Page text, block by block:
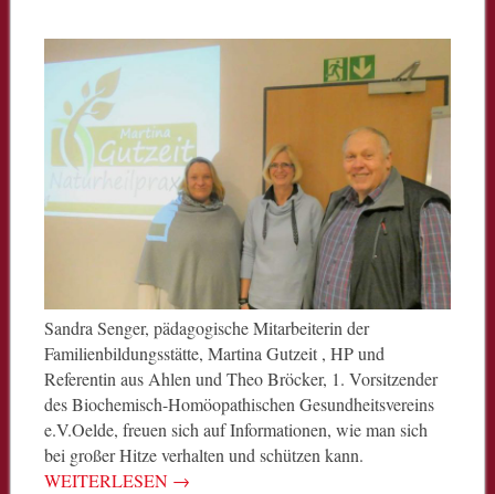
Sandra Senger, pädagogische Mitarbeiterin der
Familienbildungsstätte, Martina Gutzeit , HP und
Referentin aus Ahlen und Theo Bröcker, 1. Vorsitzender
des Biochemisch-Homöopathischen Gesundheitsvereins
e.V.Oelde, freuen sich auf Informationen, wie man sich
bei großer Hitze verhalten und schützen kann.
WEITERLESEN →